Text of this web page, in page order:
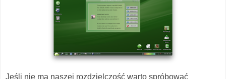
Jeśli nie ma naszej rozdzielczość warto spróbować